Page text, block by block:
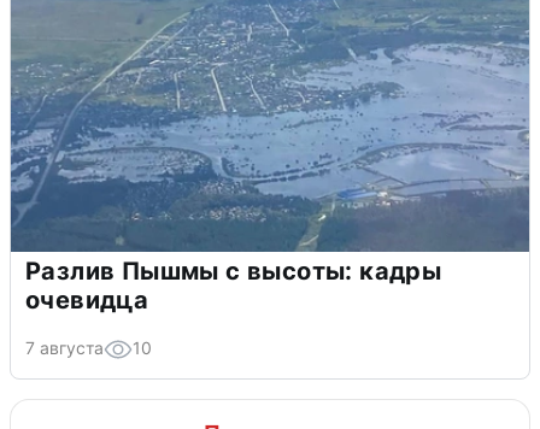
Разлив Пышмы с высоты: кадры
очевидца
7 августа 10